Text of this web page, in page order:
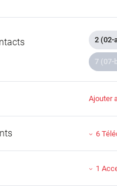
2 (02-
7 (07-
Ajouter
6
1